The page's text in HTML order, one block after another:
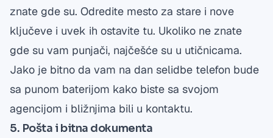
znate gde su. Odredite mesto za stare i nove
ključeve i uvek ih ostavite tu. Ukoliko ne znate
gde su vam punjači, najčešće su u utičnicama.
Jako je bitno da vam na dan selidbe telefon bude
sa punom baterijom kako biste sa svojom
agencijom i bližnjima bili u kontaktu.
5. Pošta i bitna dokumenta